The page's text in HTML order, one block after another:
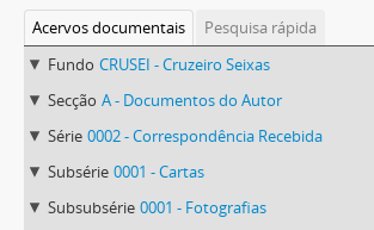
Acervos documentais
Pesquisa rápida
Fundo CRUSEI - Cruzeiro Seixas
Secção A - Documentos do Autor
Série 0002 - Correspondência Recebida
Subsérie 0001 - Cartas
Subsubsérie 0001 - Fotografias